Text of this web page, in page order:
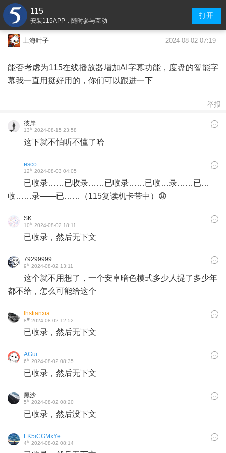
115
安装115APP，随时参与互动
打开
上海叶子 2024-08-02 07:19
能否考虑为115在线播放器增加AI字幕功能，度盘的智能字
幕我一直用挺好用的，你们可以跟进一下
举报
彼岸
13# 2024-08-15 23:58
这下就不怕听不懂了哈
esco
12# 2024-08-03 04:05
已收录……已收录……已收录……已收…录……已…
收……录——已……（115复读机卡带中）😧
SK
10# 2024-08-02 18:11
已收录，然后无下文
79299999
9# 2024-08-02 13:11
这个就不用想了，一个安卓暗色模式多少人提了多少年
都不给，怎么可能给这个
lhstianxia
8# 2024-08-02 12:52
已收录，然后无下文
AGui
6# 2024-08-02 08:35
已收录，然后无下文
黑沙
5# 2024-08-02 08:20
已收录，然后没下文
LK5iCGMxYe
4# 2024-08-02 08:14